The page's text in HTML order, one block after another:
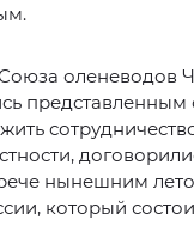
оленеводов
нынешним
который